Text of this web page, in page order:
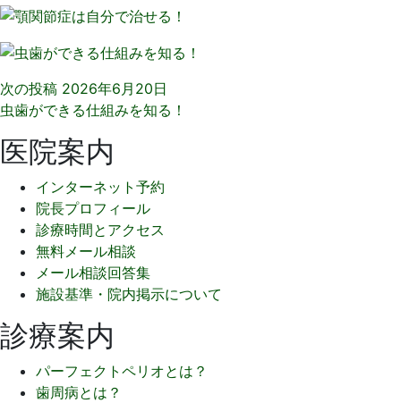
次の投稿 2026年6月20日
虫歯ができる仕組みを知る！
医院案内
インターネット予約
院長プロフィール
診療時間とアクセス
無料メール相談
メール相談回答集
施設基準・院内掲示について
診療案内
パーフェクトペリオとは？
歯周病とは？